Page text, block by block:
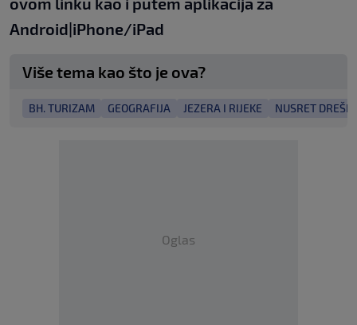
Android|iPhone/iPad
Više tema kao što je ova?
BH. TURIZAM GEOGRAFIJA JEZERA I RIJEKE NUSRET
Oglas